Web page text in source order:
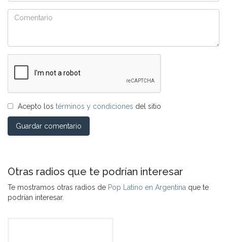
Acepto los términos y condiciones del sitio
Guardar comentario
Otras radios que te podrían interesar
Te mostramos otras radios de Pop Latino en Argentina que te
podrían interesar.